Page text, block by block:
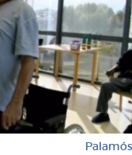
Palamós